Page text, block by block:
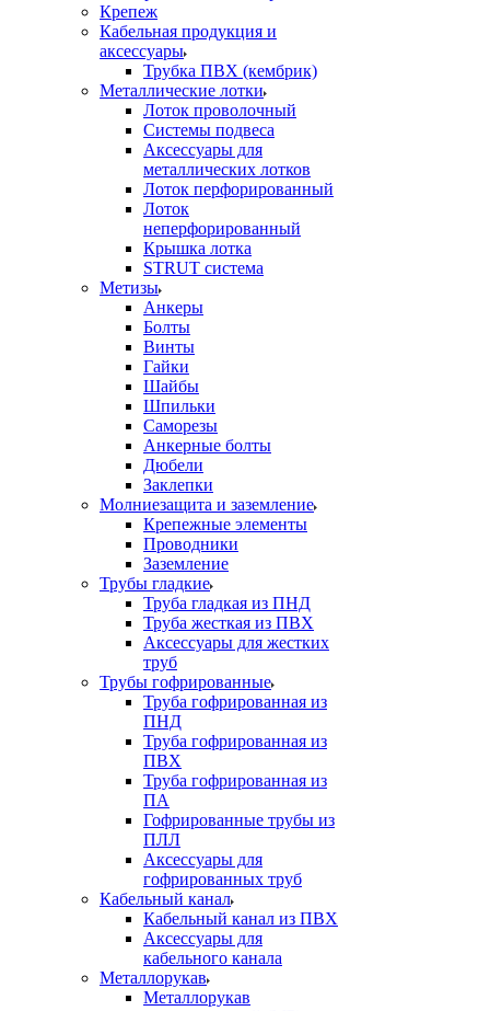
Крепеж
Кабельная продукция и
аксессуары
Трубка ПВХ (кембрик)
Металлические лотки
Лоток проволочный
Системы подвеса
Аксессуары для
металлических лотков
Лоток перфорированный
Лоток
неперфорированный
Крышка лотка
STRUT система
Метизы
Анкеры
Болты
Винты
Гайки
Шайбы
Шпильки
Саморезы
Анкерные болты
Дюбели
Заклепки
Молниезащита и заземление
Крепежные элементы
Проводники
Заземление
Трубы гладкие
Труба гладкая из ПНД
Труба жесткая из ПВХ
Аксессуары для жестких
труб
Трубы гофрированные
Труба гофрированная из
ПНД
Труба гофрированная из
ПВХ
Труба гофрированная из
ПА
Гофрированные трубы из
ПЛЛ
Аксессуары для
гофрированных труб
Кабельный канал
Кабельный канал из ПВХ
Аксессуары для
кабельного канала
Металлорукав
Металлорукав